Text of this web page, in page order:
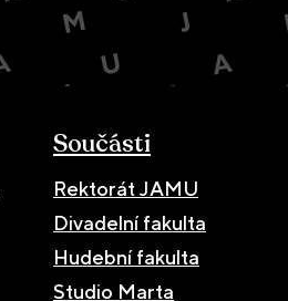
Součásti
Rektorát JAMU
Divadelní fakulta
Hudební fakulta
Studio Marta